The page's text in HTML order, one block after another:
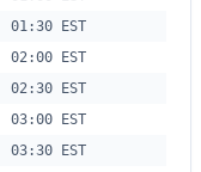
01:30 EST
02:00 EST
02:30 EST
03:00 EST
03:30 EST